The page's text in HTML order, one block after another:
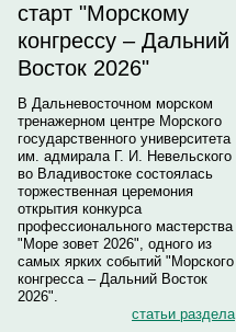
старт "Морскому
конгрессу – Дальний
Восток 2026"
В Дальневосточном морском
тренажерном центре Морского
государственного университета
им. адмирала Г. И. Невельского
во Владивостоке состоялась
торжественная церемония
открытия конкурса
профессионального мастерства
"Море зовет 2026", одного из
самых ярких событий "Морского
конгресса – Дальний Восток
2026".
статьи раздела